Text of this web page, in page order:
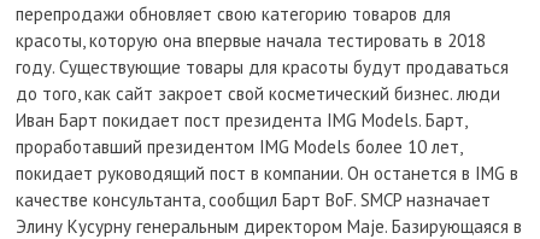
перепродажи обновляет свою категорию товаров для
красоты, которую она впервые начала тестировать в 2018
году. Существующие товары для красоты будут продаваться
до того, как сайт закроет свой косметический бизнес. люди
Иван Барт покидает пост президента IMG Models. Барт,
проработавший президентом IMG Models более 10 лет,
покидает руководящий пост в компании. Он останется в IMG в
качестве консультанта, сообщил Барт BoF. SMCP назначает
Элину Кусурну генеральным директором Maje. Базирующаяся в